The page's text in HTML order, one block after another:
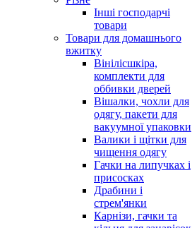
Інші господарчі
товари
Товари для домашнього
вжитку
Вінілісшкіра,
комплекти для
оббивки дверей
Вішалки, чохли для
одягу, пакети для
вакуумної упаковки
Валики і щітки для
чищення одягу
Гачки на липучках і
присосках
Драбини і
стрем'янки
Карнізи, гачки та